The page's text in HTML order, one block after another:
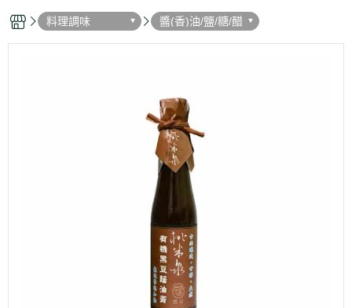
料理調味 醬(香)油/鹽/糖/醋